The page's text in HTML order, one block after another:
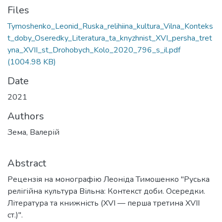
Files
Tymoshenko_Leonid_Ruska_relihiina_kultura_Vilna_Konteks
t_doby_Oseredky_Literatura_ta_knyzhnist_XVI_persha_tret
yna_XVII_st_Drohobych_Kolo_2020_796_s_il.pdf
(1004.98 KB)
Date
2021
Authors
Зема, Валерій
Abstract
Рецензія на монографію Леоніда Тимошенко "Руська
релігійна культура Вільна: Контекст доби. Осередки.
Література та книжність (XVI — перша третина XVII
ст.)".